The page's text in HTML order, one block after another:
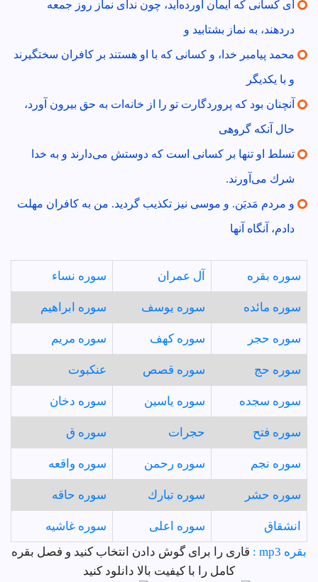
اى كسانى كه ايمان آورده‌ايد، چون نداى نماز روز جمعه
دردهند، به نماز بشتابيد و
محمد پيامبر خدا، و كسانى كه با او هستند بر كافران سختگيرند
و با يكديگر
آنچنان بود كه پروردگارت تو را از خانه‌ات به حق بيرون آورد،
حال آنكه گروهى
تسلط او تنها بر كسانى است كه دوستش مى‌دارند و به خدا
شرك مى‌آورند.
و مردم مَديَن. و موسى نيز تكذيب گرديد. من به كافران مهلت
دادم، آنگاه آنها
سوره بقره آل عمران سوره نساء
سوره مائده سوره يوسف سوره ابراهيم
سوره حجر سوره كهف سوره مريم
سوره حج سوره قصص عنكبوت
سوره سجده سوره ياسين سوره دخان
سوره فتح حجرات سوره ق
سوره نجم سوره رحمن سوره واقعه
سوره حشر سوره تبارك سوره حاقه
انشقاق سوره اعلى
سوره غاشيه
بقره mp3 :
قاری را برای گوش دادن انتخاب کنید و فصل بقره
کامل را با کیفیت بالا دانلود کنید